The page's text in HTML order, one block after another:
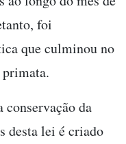
foi
que culminou no
da
desta lei é criado